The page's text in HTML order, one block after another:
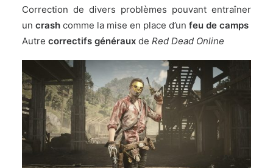
Correction de divers problèmes pouvant entraîner
un crash comme la mise en place d’un feu de camps
Autre correctifs généraux de Red Dead Online